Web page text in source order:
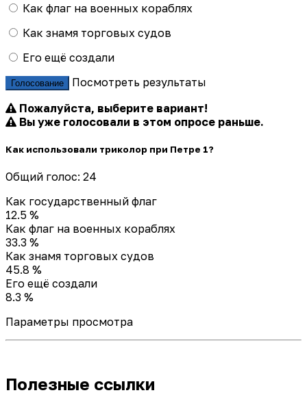
Как флаг на военных кораблях
Как знамя торговых судов
Его ещё создали
Голосование
Посмотреть результаты
Пожалуйста, выберите вариант!
Вы уже голосовали в этом опросе раньше.
Как использовали триколор при Петре 1?
Общий голос: 24
Как государственный флаг
12.5 %
Как флаг на военных кораблях
33.3 %
Как знамя торговых судов
45.8 %
Его ещё создали
8.3 %
Параметры просмотра
Полезные ссылки